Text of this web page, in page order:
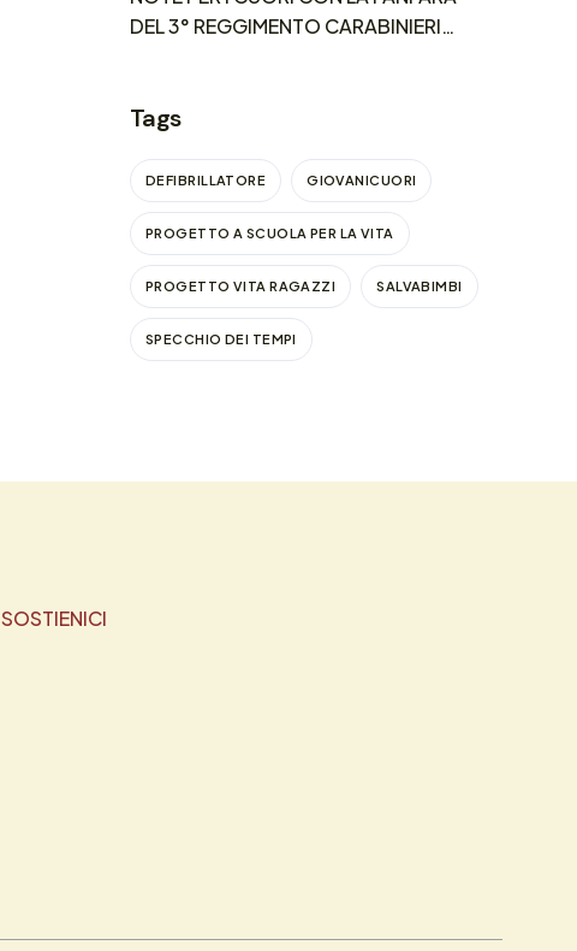
DEL 3° REGGIMENTO CARABINIERI
Tags
DEFIBRILLATORE GIOVANICUORI
PROGETTO A SCUOLA PER LA VITA
PROGETTO VITA RAGAZZI SALVABIMBI
SPECCHIO DEI TEMPI
SOSTIENICI